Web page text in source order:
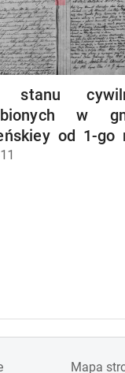
stanu
w
od 1-go
Mapa